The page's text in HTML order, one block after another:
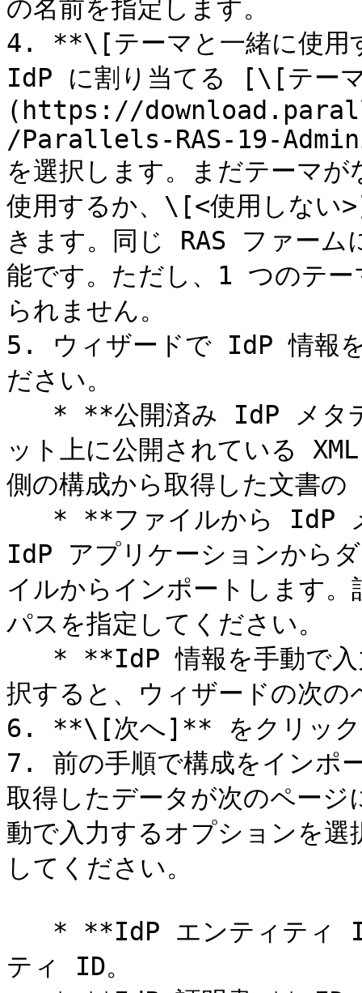
の名前を指定します。
4. **\[テーマと一緒に使用
IdP に割り当てる [\[テー
(https://
/Parallels-RAS-19-
を選択します。まだテーマ
使用するか、\[<使用しない
きます。同じ RAS ファー
能です。ただし、1 つのテ
られません。
5. ウィザードで IdP 情報を
ださい。
ット上に公開されている
側の構成から取得した文書
IdP アプリケーションから
イルからインポートします
パスを指定してください。
択すると、ウィザードの次
6. **\[次へ]** をクリック
7. 前の手順で構成をインポ
取得したデータが次のペー
動で入力するオプションを
してください。
ティ ID。